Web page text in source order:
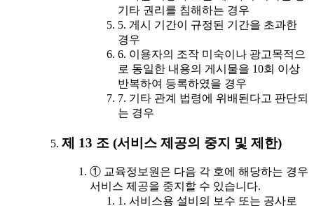
기타 권리를 침해하는 경우
5. 게시 기간이 규정된 기간을 초과한
경우
6. 이용자의 조작 미숙이나 광고목적으
로 동일한 내용의 게시물을 10회 이상
반복하여 등록하였을 경우
7. 기타 관계 법령에 위배된다고 판단되
는 경우
제 13 조 (서비스 제공의 중지 및 제한)
① 교육정보원은 다음 각 호에 해당하는 경우
서비스 제공을 중지할 수 있습니다.
1. 서비스용 설비의 보수 또는 공사로